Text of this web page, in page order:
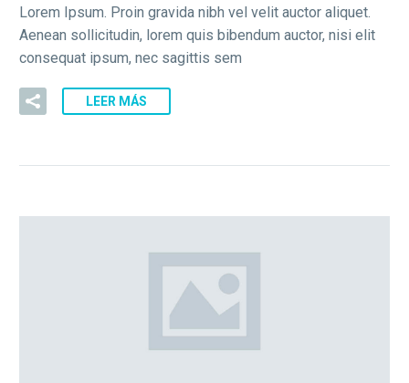
Lorem Ipsum. Proin gravida nibh vel velit auctor aliquet.
Aenean sollicitudin, lorem quis bibendum auctor, nisi elit
consequat ipsum, nec sagittis sem
LEER MÁS